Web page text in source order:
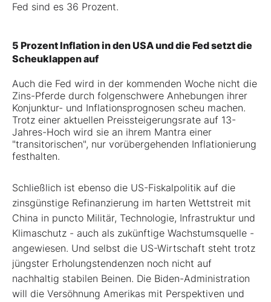
Fed sind es 36 Prozent.
5 Prozent Inflation in den USA und die Fed setzt die
Scheuklappen auf
Auch die Fed wird in der kommenden Woche nicht die
Zins-Pferde durch folgenschwere Anhebungen ihrer
Konjunktur- und Inflationsprognosen scheu machen.
Trotz einer aktuellen Preissteigerungsrate auf 13-
Jahres-Hoch wird sie an ihrem Mantra einer
"transitorischen", nur vorübergehenden Inflationierung
festhalten.
Schließlich ist ebenso die US-Fiskalpolitik auf die
zinsgünstige Refinanzierung im harten Wettstreit mit
China in puncto Militär, Technologie, Infrastruktur und
Klimaschutz - auch als zukünftige Wachstumsquelle -
angewiesen. Und selbst die US-Wirtschaft steht trotz
jüngster Erholungstendenzen noch nicht auf
nachhaltig stabilen Beinen. Die Biden-Administration
will die Versöhnung Amerikas mit Perspektiven und